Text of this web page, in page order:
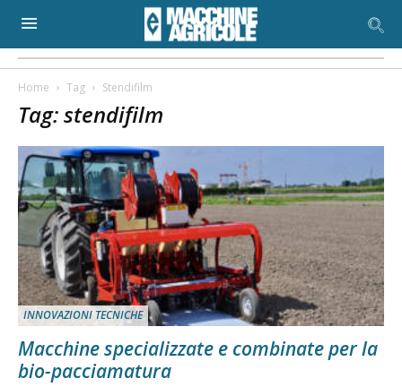
Home Tag Stendifilm
Tag: stendifilm
INNOVAZIONI TECNICHE
Macchine specializzate e combinate per la
bio-pacciamatura